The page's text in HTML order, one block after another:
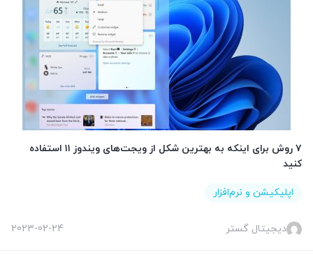
۷ روش برای اینکه به بهترین شکل از ویجت‌های ویندوز ۱۱ استفاده
کنید
اپلیکیشن و نرم‌افزار
دیجیتال گستر 2023-02-24